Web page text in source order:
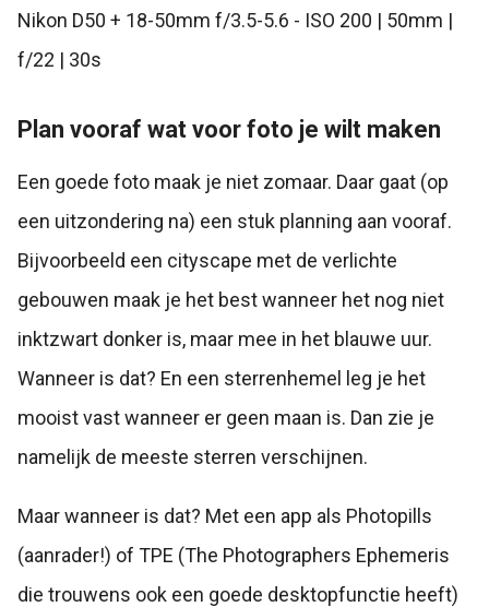
Nikon D50 + 18-50mm f/3.5-5.6 - ISO 200 | 50mm |
f/22 | 30s
Plan vooraf wat voor foto je wilt maken
Een goede foto maak je niet zomaar. Daar gaat (op
een uitzondering na) een stuk planning aan vooraf.
Bijvoorbeeld een cityscape met de verlichte
gebouwen maak je het best wanneer het nog niet
inktzwart donker is, maar mee in het blauwe uur.
Wanneer is dat? En een sterrenhemel leg je het
mooist vast wanneer er geen maan is. Dan zie je
namelijk de meeste sterren verschijnen.
Maar wanneer is dat? Met een app als Photopills
(aanrader!) of TPE (The Photographers Ephemeris
die trouwens ook een goede desktopfunctie heeft)